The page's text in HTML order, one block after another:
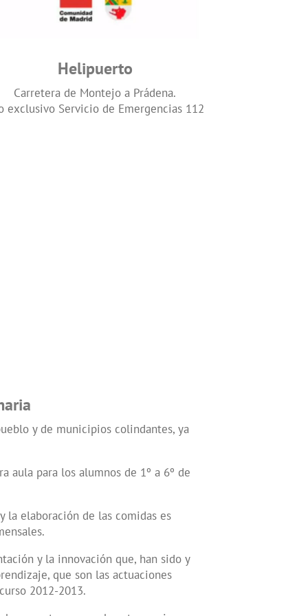
Helipuerto
Carretera de Montejo a Prádena.
exclusivo Servicio de Emergencias 112
y de municipios colindantes, ya
aula para los alumnos de 1º a 6º de
la elaboración de las comidas es
y la innovación que, han sido y
que son las actuaciones
2012-2013.